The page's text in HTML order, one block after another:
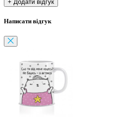
+ Додати відгук
Написати відгук